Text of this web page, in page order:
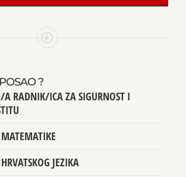
?
A RADNIK/ICA ZA SIGURNOST I
JEZIKA